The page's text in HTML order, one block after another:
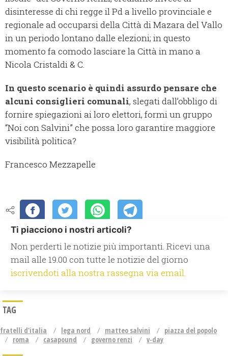
disinteresse di chi regge il Pd a livello provinciale e
regionale ad occuparsi della Città di Mazara del Vallo
in un periodo lontano dalle elezioni; in questo
momento fa comodo lasciare la Città in mano a
Nicola Cristaldi & C.
In questo scenario è quindi assurdo pensare che
alcuni consiglieri comunali, slegati dall’obbligo di
fornire spiegazioni ai loro elettori, formi un gruppo
“Noi con Salvini” che possa loro garantire maggiore
visibilità politica?
Francesco Mezzapelle
Ti piacciono i nostri articoli?
Non perderti le notizie più importanti. Ricevi una
mail alle 19.00 con tutte le notizie del giorno
iscrivendoti alla nostra rassegna via email.
TAG
fratelli d'italia lega nord matteo salvini
piazza del popolo
roma
casapound governo renzi v-day